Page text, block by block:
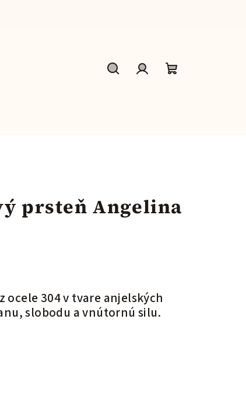
prsteň Angelina
ocele 304 v tvare anjelských
slobodu a vnútornú silu.